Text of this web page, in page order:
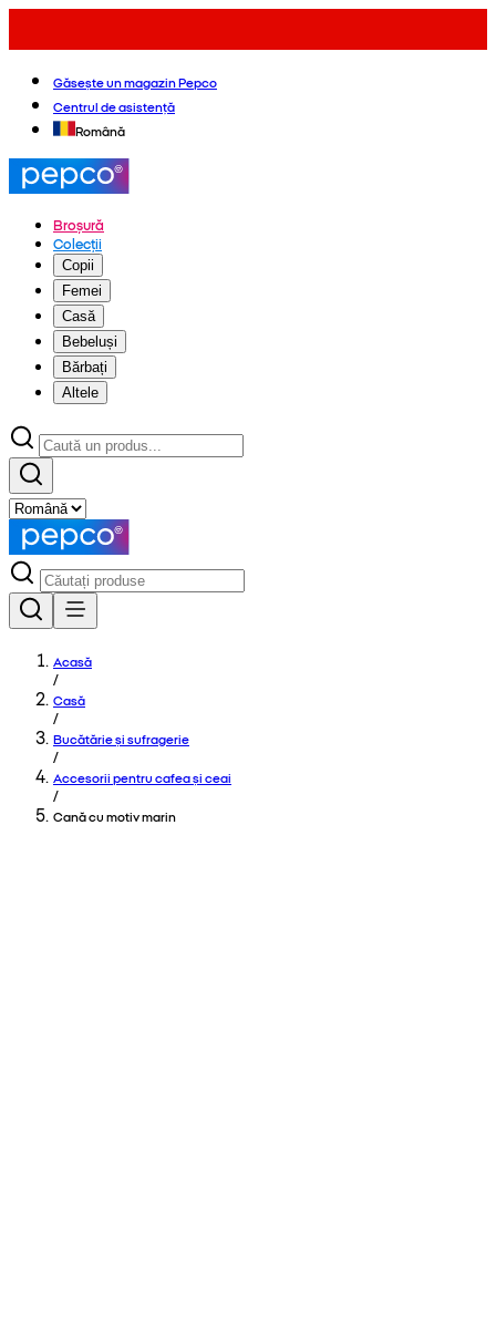
Găsește un magazin Pepco
Centrul de asistență
Română
Broșură
Colecții
Copii
Femei
Casă
Bebeluși
Bărbați
Altele
Acasă
/
Casă
/
Bucătărie și sufragerie
/
Accesorii pentru cafea și ceai
/
Cană cu motiv marin